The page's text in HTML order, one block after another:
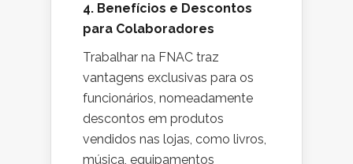
4. Benefícios e Descontos
para Colaboradores
Trabalhar na FNAC traz
vantagens exclusivas para os
funcionários, nomeadamente
descontos em produtos
vendidos nas lojas, como livros,
música, equipamentos